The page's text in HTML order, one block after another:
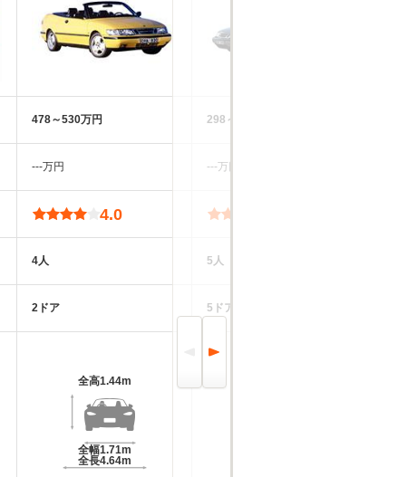
478～530万円
‐‐‐万円
4.0
4人
2ドア
全高1.44m
全幅1.71m
全長4.64m
298～488万円
‐‐‐万円
5人
5ドア